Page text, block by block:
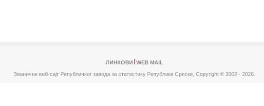
ЛИНКОВИ
WEB MAIL
Званични веб-сајт Републичког завода за статистику Републике Српске, Copyright © 2002 - 2026.